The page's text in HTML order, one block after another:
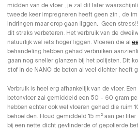
midden van de vloer , je zal dit later
tweede keer impregneren heeft geen zin , de
indringen maar erop gaan liggen. Geen
dit straks verbeteren. Het verbruik van de
natuurlijk wel iets hoger liggen. Vloeren die al
behandeling hebben gehad verbruiken
gaan nog sneller glanzen bij het polijsten. Dit
stof in de NANO de beton al veel dichter heeft
Verbruik is heel erg afhankelijk van de vloer.
betonvloer zal gemiddeld een 50 – 60 gram
hebben echter ook wel vloeren gehad die ruim
behoefden. Houd gemiddeld 15 m² aan per
bij een nette dicht gevlinderde of gepolierde